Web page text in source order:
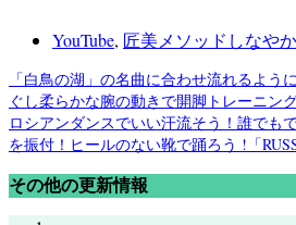
YouTube, 匠美メソッドしなや
「白鳥の湖」の名曲に合わせ流れるよう
ぐし柔らかな腕の動きで開脚トレーニング
ロシアンダンスでいい汗流そう！誰でも
を振付！ヒールのない靴で踊ろう !「
その他の更新情報